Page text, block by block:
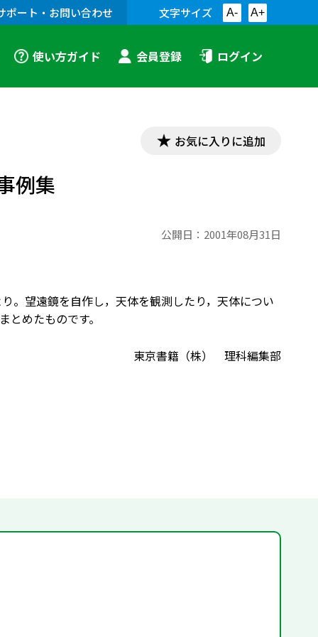
ポート・お問い合わせ 文字サイズ A- A+
使い方ガイド 会員登録 ログイン
お気に入りに追加
例集
公開日： 2001年08月31日
。望遠鏡を自作し，天体を観測したり，天体につい
めたものです。
東京書籍（株） 理科編集部